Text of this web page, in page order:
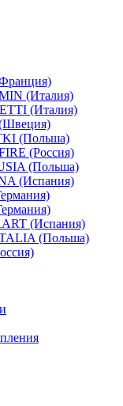
(Италия)
(Италия)
(Польша)
(Россия)
(Польша)
(Испания)
(Испания)
(Польша)